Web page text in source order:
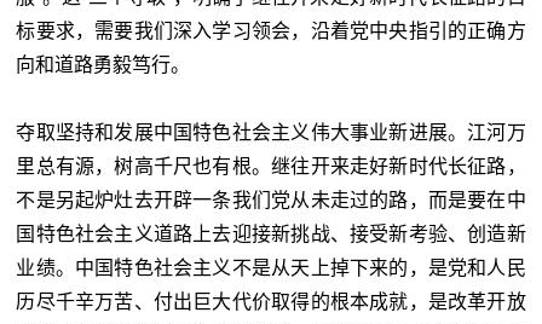
标要求，需要我们深入学习领会，沿着党中央指引的正确方
向和道路勇毅笃行。
夺取坚持和发展中国特色社会主义伟大事业新进展。江河万
里总有源，树高千尺也有根。继往开来走好新时代长征路，
不是另起炉灶去开辟一条我们党从未走过的路，而是要在中
国特色社会主义道路上去迎接新挑战、接受新考验、创造新
业绩。中国特色社会主义不是从天上掉下来的，是党和人民
历尽千辛万苦、付出巨大代价取得的根本成就，是改革开放